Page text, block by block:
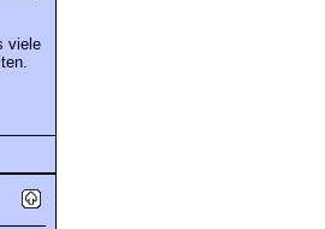
viele